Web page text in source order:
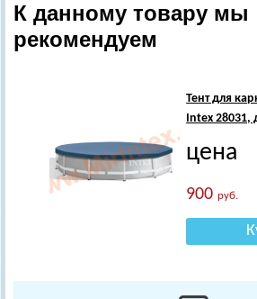
К данному товару мы
рекомендуем
Тент для
Intex 28031,
цена
900руб.